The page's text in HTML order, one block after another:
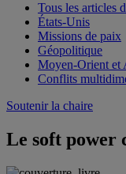
Tous les articles
États-Unis
Missions de paix
Géopolitique
Moyen-Orient et
Conflits
Soutenir la chaire
Le soft power